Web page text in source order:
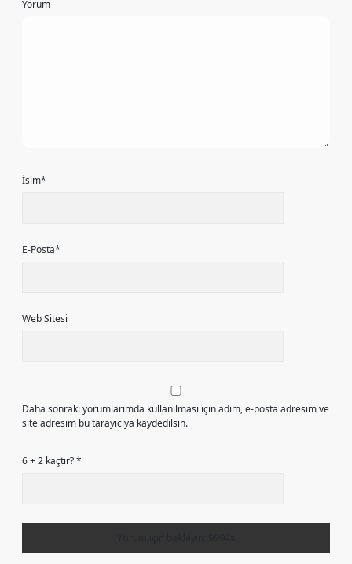
Yorum
İsim*
E-Posta*
Web Sitesi
Daha sonraki yorumlarımda kullanılması için adım, e-posta adresim ve
site adresim bu tarayıcıya kaydedilsin.
6 + 2 kaçtır?*